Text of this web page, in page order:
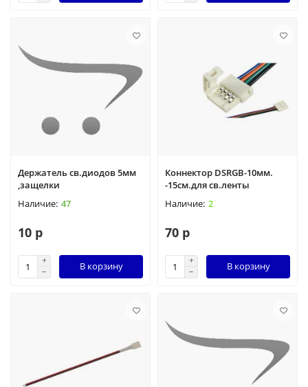
Держатель св.диодов 5мм
,защелки
47
10 р
В корзину
Коннектор DSRGB-10мм.
-15см.для св.ленты
2
70 р
В корзину